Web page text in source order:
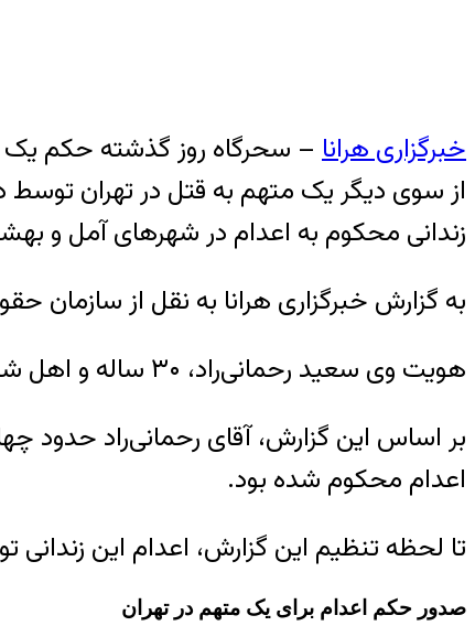
خبرگزاری هرانا – سحرگاه روز گذشته حکم یک
از سوی دیگر یک متهم به قتل در تهران توسط
زندانی محکوم به اعدام در شهرهای آمل و
به گزارش خبرگزاری هرانا به نقل از سازمان حقوق بشر ایران، سحرگاه یکشنبه ۲۷
هویت وی سعید رحمانی‌راد، ۳۰ ساله و اهل شیراز گزارش شده است.
بر اساس این گزارش، آقای رحمانی‌راد حدود
اعدام محکوم شده بود.
تا لحظه تنظیم این گزارش، اعدام این
صدور حکم اعدام برای یک متهم در تهران